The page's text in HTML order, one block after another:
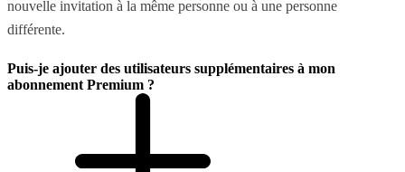
nouvelle invitation à la même personne ou à une personne
différente.
Puis-je ajouter des utilisateurs supplémentaires à mon
abonnement Premium ?